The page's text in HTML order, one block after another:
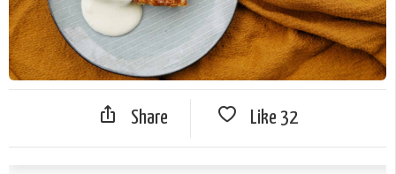
Share Like 32